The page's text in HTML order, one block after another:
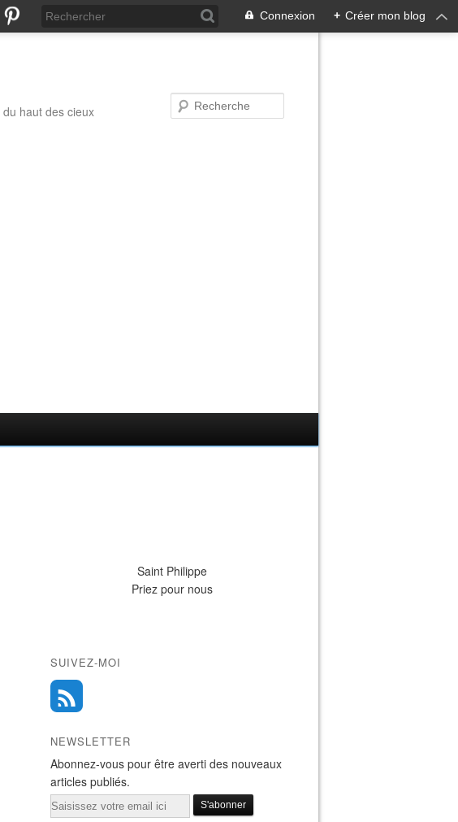
Connexion + Créer mon blog
haut des cieux
Saint Philippe
Priez pour nous
SUIVEZ-MOI
NEWSLETTER
Abonnez-vous pour être averti des nouveaux
articles publiés.
Email